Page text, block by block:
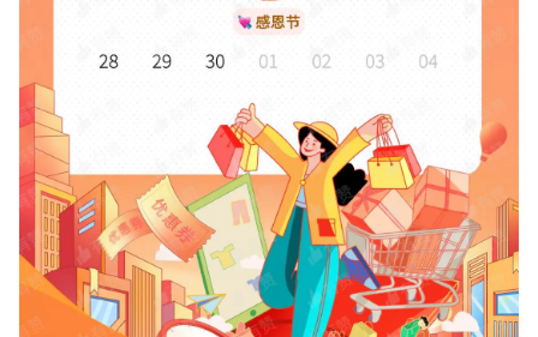
有赞商盟
商家社区 社群交流
合作共进
入驻有赞 认证代理商
认证服务商 设计服务商
有赞云 数据通服务